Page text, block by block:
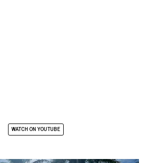
WATCH ON YOUTUBE